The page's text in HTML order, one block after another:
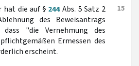
15
hat die auf § 244Abs. 5 Satz 2
des Beweisantrags
"die Vernehmung des
Ermessen des
erscheint.